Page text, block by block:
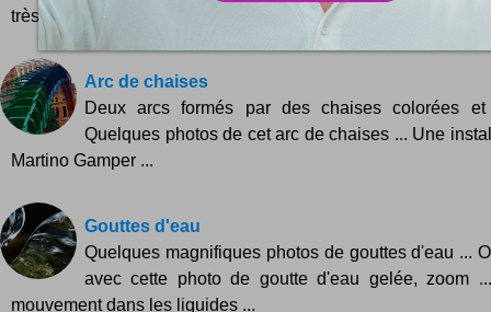
très limitée ... vaste...
Arc de chaises
Deux arcs formés par des chaises colorées
Quelques photos de cet arc de chaises ... Une
Martino Gamper ...
Gouttes d'eau
Quelques magnifiques photos de gouttes d'eau ...
avec cette photo de goutte d'eau gelée, zoom
mouvement dans les liquides ...